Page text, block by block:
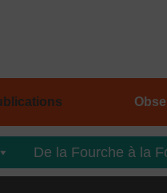
De la Fourche à la